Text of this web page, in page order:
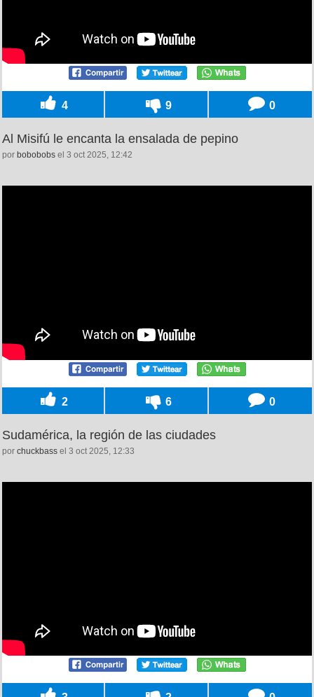
4 9 0
Al Misifú le encanta la ensalada de pepino
por bobobobs el 3 oct 2025, 12:42
2 6 0
Sudamérica, la región de las ciudades
por chuckbass el 3 oct 2025, 12:33